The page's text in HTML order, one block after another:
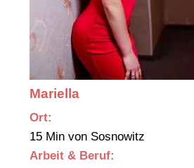
Mariella
Ort:
15 Min von Sosnowitz
Arbeit & Beruf: